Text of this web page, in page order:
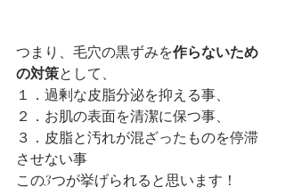
つまり、毛穴の黒ずみを作らないため
の対策として、
１．過剰な皮脂分泌を抑える事、
２．お肌の表面を清潔に保つ事、
３．皮脂と汚れが混ざったものを停滞
させない事
この3つが挙げられると思います！